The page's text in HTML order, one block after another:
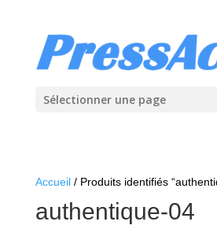
Sélectionner une page
Accueil/ Produits identifiés
authentique-04